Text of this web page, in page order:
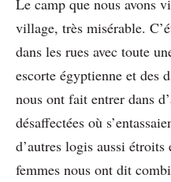
village, très misérable.
dans les rues avec toute
escorte égyptienne et des
nous ont fait entrer dans
désaffectées où
d’autres logis aussi
femmes nous ont dit